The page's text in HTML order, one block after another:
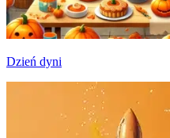
Dzień dyni